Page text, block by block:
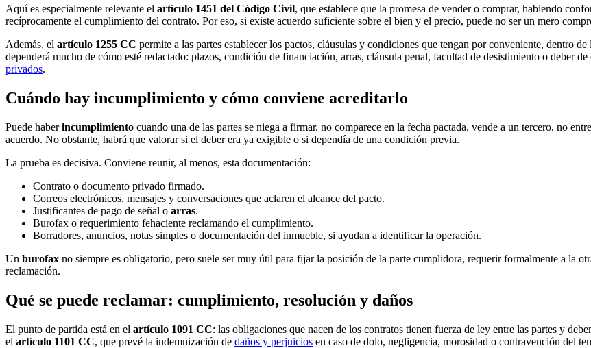
Aquí es especialmente relevante el artículo 1451 del Código Civil, que establece que la promesa de vender o comprar, habiendo
recíprocamente el cumplimiento del contrato. Por eso, si existe acuerdo suficiente sobre el bien y el precio, puede no ser un mero
Además, el artículo 1255 CC permite a las partes establecer los pactos, cláusulas y condiciones que tengan por conveniente, dentro
dependerá mucho de cómo esté redactado: plazos, condición de financiación, arras, cláusula penal, facultad de desistimiento o deber
privados.
Cuándo hay incumplimiento y cómo conviene acreditarlo
Puede haberincumplimiento cuando una de las partes se niega a firmar, no comparece en la fecha pactada, vende a un tercero, no
acuerdo. No obstante, habrá que valorar si el deber era ya exigible o si dependía de una condición previa.
La prueba es decisiva. Conviene reunir, al menos, esta documentación:
Contrato o documento privado firmado.
Correos electrónicos, mensajes y conversaciones que aclaren el alcance del pacto.
Justificantes de pago de señal o arras.
Burofax o requerimiento fehaciente reclamando el cumplimiento.
Borradores, anuncios, notas simples o documentación del inmueble, si ayudan a identificar la operación.
Un burofax no siempre es obligatorio, pero suele ser muy útil para fijar la posición de la parte cumplidora, requerir formalmente a la
reclamación.
Qué se puede reclamar: cumplimiento, resolución y daños
El punto de partida está en el artículo 1091 CC: las obligaciones que nacen de los contratos tienen fuerza de ley entre las partes y
el artículo 1101 CC, que prevé la indemnización de daños y perjuicios en caso de dolo, negligencia, morosidad o contravención del